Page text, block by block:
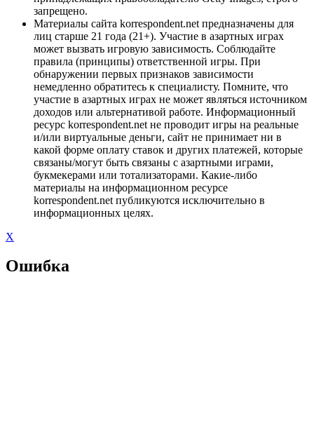
запрещено.
Материалы сайта korrespondent.net предназначены для
лиц старше 21 года (21+). Участие в азартных играх
может вызвать игровую зависимость. Соблюдайте
правила (принципы) ответственной игры. При
обнаружении первых признаков зависимости
немедленно обратитесь к специалисту. Помните, что
участие в азартных играх не может являться источником
доходов или альтернативой работе. Информационный
ресурс korrespondent.net не проводит игры на реальные
и/или виртуальные деньги, сайт не принимает ни в
какой форме оплату ставок и других платежей, которые
связаны/могут быть связаны с азартными играми,
букмекерами или тотализаторами. Какие-либо
материалы на информационном ресурсе
korrespondent.net публикуются исключительно в
информационных целях.
X
Ошибка